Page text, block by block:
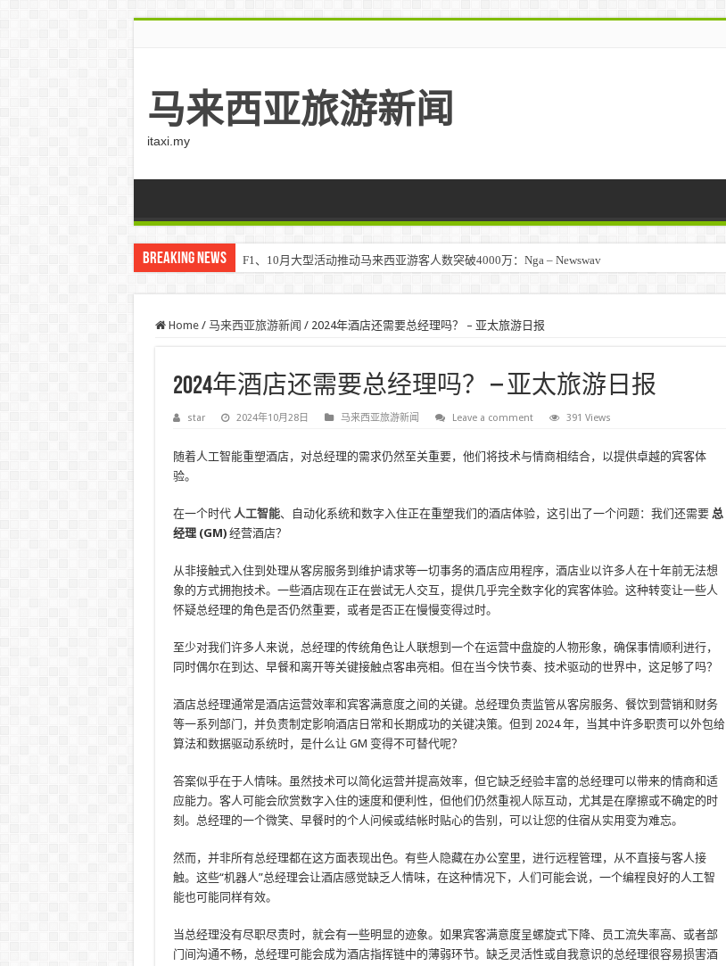
马来西亚旅游新闻
itaxi.my
Breaking News F1、10月大型活动推动马来西亚游客人数突破4000万：Nga – Newswav
Home / 马来西亚旅游新闻 / 2024年酒店还需要总经理吗？ – 亚太旅游日报
2024年酒店还需要总经理吗？ – 亚太旅游日报
star 2024年10月28日 马来西亚旅游新闻 Leave a comment 391 Views
随着人工智能重塑酒店，对总经理的需求仍然至关重要，他们将技术与情商相结合，以提供卓越的宾客体
验。
在一个时代 人工智能、自动化系统和数字入住正在重塑我们的酒店体验，这引出了一个问题：我们还需要 总
经理 (GM)经营酒店？
从非接触式入住到处理从客房服务到维护请求等一切事务的酒店应用程序，酒店业以许多人在十年前无法想
象的方式拥抱技术。一些酒店现在正在尝试无人交互，提供几乎完全数字化的宾客体验。这种转变让一些人
怀疑总经理的角色是否仍然重要，或者是否正在慢慢变得过时。
至少对我们许多人来说，总经理的传统角色让人联想到一个在运营中盘旋的人物形象，确保事情顺利进行，
同时偶尔在到达、早餐和离开等关键接触点客串亮相。但在当今快节奏、技术驱动的世界中，这足够了吗？
酒店总经理通常是酒店运营效率和宾客满意度之间的关键。总经理负责监管从客房服务、餐饮到营销和财务
等一系列部门，并负责制定影响酒店日常和长期成功的关键决策。但到 2024 年，当其中许多职责可以外包给
算法和数据驱动系统时，是什么让 GM 变得不可替代呢？
答案似乎在于人情味。虽然技术可以简化运营并提高效率，但它缺乏经验丰富的总经理可以带来的情商和适
应能力。客人可能会欣赏数字入住的速度和便利性，但他们仍然重视人际互动，尤其是在摩擦或不确定的时
刻。总经理的一个微笑、早餐时的个人问候或结帐时贴心的告别，可以让您的住宿从实用变为难忘。
然而，并非所有总经理都在这方面表现出色。有些人隐藏在办公室里，进行远程管理，从不直接与客人接
触。这些“机器人”总经理会让酒店感觉缺乏人情味，在这种情况下，人们可能会说，一个编程良好的人工智
能也可能同样有效。
当总经理没有尽职尽责时，就会有一些明显的迹象。如果宾客满意度呈螺旋式下降、员工流失率高、或者部
门间沟通不畅，总经理可能会成为酒店指挥链中的薄弱环节。缺乏灵活性或自我意识的总经理很容易损害酒